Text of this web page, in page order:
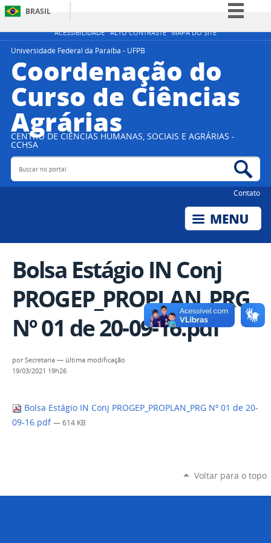
ACESSIBILIDADE ALTO CONTRASTE MAPA DO SITE
BRASIL
Simplifique!
Participe
Acesso à informação
Legislação
Universidade Federal da Paraíba - UFPB
Coordenação do
Curso de Ciências
Agrárias
CENTRO DE CIÊNCIAS HUMANAS, SOCIAIS E AGRÁRIAS -
CCHSA
Buscar no portal
Contato
Bolsa Estágio IN Conj
PROGEP_PROPLAN_PRG
Nº 01 de 20-09-16.pdf
porSecretaria — última modificação
19/03/2021 19h26
Bolsa Estágio IN Conj PROGEP_PROPLAN_PRG Nº 01 de 20-
09-16.pdf — 614 KB
Voltar para o topo